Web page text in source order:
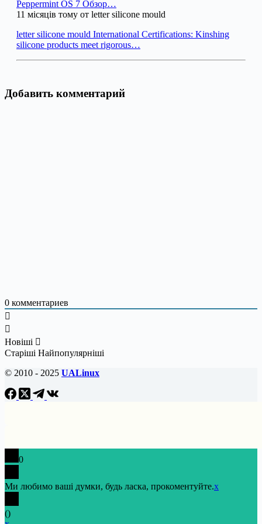
Peppermint OS 7 Обзор…
11 місяців тому от letter silicone mould
letter silicone mould International Certifications: Kinshing
silicone products meet rigorous…
Добавить комментарий
0 комментариев
Новіші
Старіші Найпопулярніші
© 2010 - 2025 UALinux
0
Ми любимо ваші думки, будь ласка, прокоментуйте.x
()